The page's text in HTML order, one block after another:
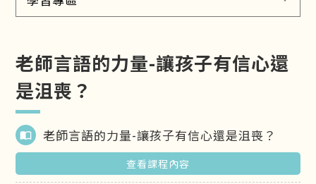
老師言語的力量-讓孩子有信心還
是沮喪？
import_contacts 老師言語的力量-讓孩子有信心還是沮喪？
查看課程內容